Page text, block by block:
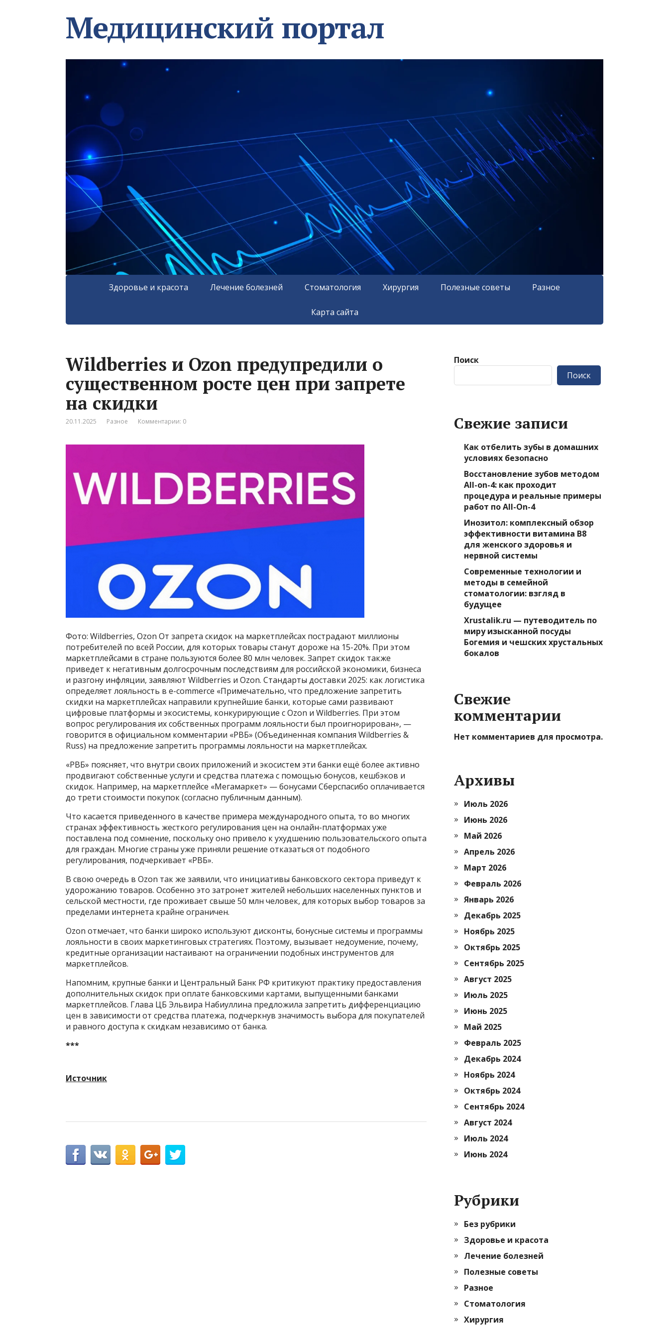
Медицинский портал
Здоровье и красота Лечение болезней Стоматология Хирургия Полезные советы Разное
Карта сайта
Wildberries и Ozon предупредили о
существенном росте цен при запрете
на скидки
20.11.2025 Разное Комментарии: 0
Фото: Wildberries, Ozon От запрета скидок на маркетплейсах пострадают миллионы
потребителей по всей России, для которых товары станут дороже на 15-20%. При этом
маркетплейсами в стране пользуются более 80 млн человек. Запрет скидок также
приведет к негативным долгосрочным последствиям для российской экономики, бизнеса
и разгону инфляции, заявляют Wildberries и Ozon. Стандарты доставки 2025: как логистика
определяет лояльность в e-commerce «Примечательно, что предложение запретить
скидки на маркетплейсах направили крупнейшие банки, которые сами развивают
цифровые платформы и экосистемы, конкурирующие с Ozon и Wildberries. При этом
вопрос регулирования их собственных программ лояльности был проигнорирован», —
говорится в официальном комментарии «РВБ» (Объединенная компания Wildberries &
Russ) на предложение запретить программы лояльности на маркетплейсах.
«РВБ» поясняет, что внутри своих приложений и экосистем эти банки ещё более активно
продвигают собственные услуги и средства платежа с помощью бонусов, кешбэков и
скидок. Например, на маркетплейсе «Мегамаркет» — бонусами Сберспасибо оплачивается
до трети стоимости покупок (согласно публичным данным).
Что касается приведенного в качестве примера международного опыта, то во многих
странах эффективность жесткого регулирования цен на онлайн-платформах уже
поставлена под сомнение, поскольку оно привело к ухудшению пользовательского опыта
для граждан. Многие страны уже приняли решение отказаться от подобного
регулирования, подчеркивает «РВБ».
В свою очередь в Ozon так же заявили, что инициативы банковского сектора приведут к
удорожанию товаров. Особенно это затронет жителей небольших населенных пунктов и
сельской местности, где проживает свыше 50 млн человек, для которых выбор товаров за
пределами интернета крайне ограничен.
Ozon отмечает, что банки широко используют дисконты, бонусные системы и программы
лояльности в своих маркетинговых стратегиях. Поэтому, вызывает недоумение, почему,
кредитные организации настаивают на ограничении подобных инструментов для
маркетплейсов.
Напомним, крупные банки и Центральный Банк РФ критикуют практику предоставления
дополнительных скидок при оплате банковскими картами, выпущенными банками
маркетплейсов. Глава ЦБ Эльвира Набиуллина предложила запретить дифференциацию
цен в зависимости от средства платежа, подчеркнув значимость выбора для покупателей
и равного доступа к скидкам независимо от банка.
***
Источник
Поиск
Поиск
Свежие записи
Как отбелить зубы в домашних
условиях безопасно
Восстановление зубов методом
All-on-4: как проходит
процедура и реальные примеры
работ по All-On-4
Инозитол: комплексный обзор
эффективности витамина B8
для женского здоровья и
нервной системы
Современные технологии и
методы в семейной
стоматологии: взгляд в
будущее
Xrustalik.ru — путеводитель по
миру изысканной посуды
Богемия и чешских хрустальных
бокалов
Свежие
комментарии
Нет комментариев для просмотра.
Архивы
Июль 2026
Июнь 2026
Май 2026
Апрель 2026
Март 2026
Февраль 2026
Январь 2026
Декабрь 2025
Ноябрь 2025
Октябрь 2025
Сентябрь 2025
Август 2025
Июль 2025
Июнь 2025
Май 2025
Февраль 2025
Декабрь 2024
Ноябрь 2024
Октябрь 2024
Сентябрь 2024
Август 2024
Июль 2024
Июнь 2024
Рубрики
Без рубрики
Здоровье и красота
Лечение болезней
Полезные советы
Разное
Стоматология
Хирургия